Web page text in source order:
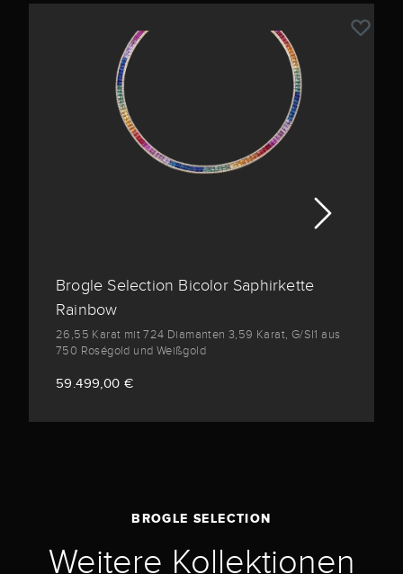
Brogle Selection Bicolor Saphirkette
Rainbow
26,55 Karat mit 724 Diamanten 3,59 Karat, G/SI1 aus
750 Roségold und Weißgold
59.499,00 €
BROGLE SELECTION
Weitere Kollektionen